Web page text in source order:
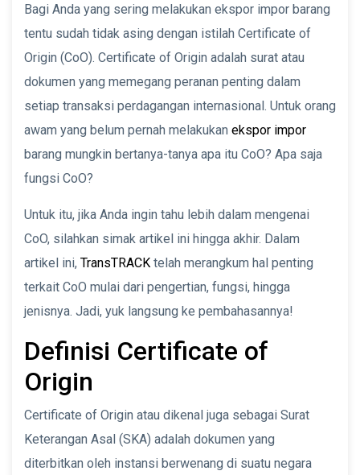
Bagi Anda yang sering melakukan ekspor impor barang
tentu sudah tidak asing dengan istilah Certificate of
Origin (CoO). Certificate of Origin adalah surat atau
dokumen yang memegang peranan penting dalam
setiap transaksi perdagangan internasional. Untuk orang
awam yang belum pernah melakukan ekspor impor
barang mungkin bertanya-tanya apa itu CoO? Apa saja
fungsi CoO?
Untuk itu, jika Anda ingin tahu lebih dalam mengenai
CoO, silahkan simak artikel ini hingga akhir. Dalam
artikel ini, TransTRACK telah merangkum hal penting
terkait CoO mulai dari pengertian, fungsi, hingga
jenisnya. Jadi, yuk langsung ke pembahasannya!
Definisi Certificate of
Origin
Certificate of Origin atau dikenal juga sebagai Surat
Keterangan Asal (SKA) adalah dokumen yang
diterbitkan oleh instansi berwenang di suatu negara